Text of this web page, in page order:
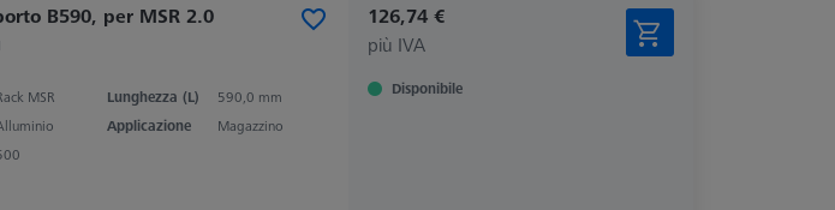
B590, per MSR 2.0
MSR Lunghezza (L)
590,0 mm
Applicazione
Magazzino
126,74 €
più IVA
Disponibile